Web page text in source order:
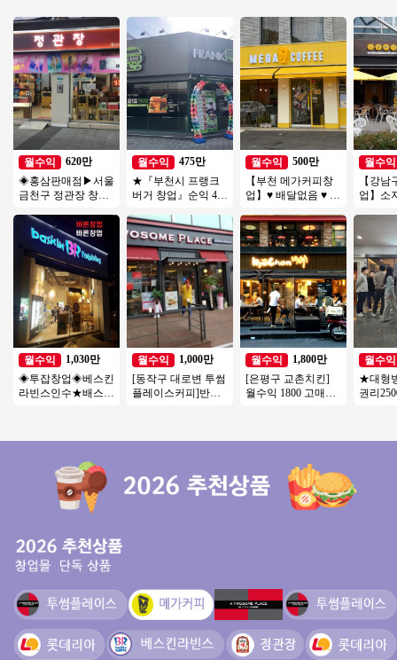
월수익
620만
◈홍삼판매점▶서울
금천구 정관장 창업
정성/낮은월비용
월수익
1,030만
◈투잡창업◈베스킨
라빈스인수★배스킨
월수익
475만
★『부천시 프랭크
버거 창업』순익 475
투잡창업 부부창업
추천★
월수익
1,000만
[동작구 대로변 투썸
플레이스커피]반오
월수익
500만
【부천 메가커피창
업】♥ 배달없음 ♥ 수
페창업 ♥
월수익
1,800만
[은평구 교촌치킨]
월수익 1800 고매출/
월수익
【강남
업】소
차이즈
천
월수익
★대형
권리